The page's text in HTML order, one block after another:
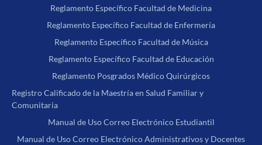
Reglamento Específico Facultad de Medicina
Reglamento Específico Facultad de Enfermería
Reglamento Específico Facultad de Música
Reglamento Específico Facultad de Educación
Reglamento Posgrados Médico Quirúrgicos
Registro Calificado de la Maestría en Salud Familiar y
Comunitaria
Manual de Uso Correo Electrónico Estudiantil
Manual de Uso Correo Electrónico Administrativos y Docentes